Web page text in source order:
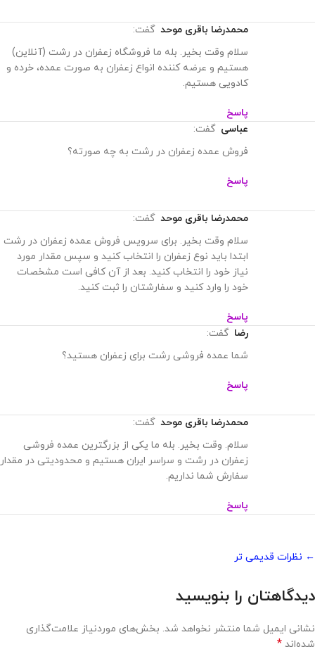
محمدرضا باقری موحد گفت:
سلام وقت بخیر. بله ما فروشگاه زعفران در رشت (آنلاین)
هستیم و عرضه کننده انواع زعفران به صورت عمده، خرده و
کادویی هستیم.
پاسخ
عباسی گفت:
فروش عمده زعفران در رشت به چه صورته؟
پاسخ
محمدرضا باقری موحد گفت:
سلام وقت بخیر. برای سرویس فروش عمده زعفران در رشت
ابتدا باید نوع زعفران را انتخاب کنید و سپس مقدار مورد
نیاز خود را انتخاب کنید. بعد از آن کافی است مشخصات
خود را وارد کنید و سفارشتان را ثبت کنید.
پاسخ
رضا گفت:
شما عمده فروشی رشت برای زعفران هستید؟
پاسخ
محمدرضا باقری موحد گفت:
سلام. وقت بخیر. بله ما یکی از بزرگترین عمده فروشی
زعفران در رشت و سراسر ایران هستیم و محدودیتی در مقدار
سفارش شما نداریم.
پاسخ
← نظرات قدیمی تر
دیدگاهتان را بنویسید
نشانی ایمیل شما منتشر نخواهد شد. بخش‌های موردنیاز علامت‌گذاری
شده‌اند *